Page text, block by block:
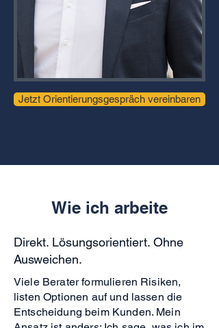
Jetzt Orientierungsgespräch vereinbaren
Direkt. Lösungsorientiert. Ohne
Ausweichen.
Viele Berater formulieren Risiken,
listen Optionen auf und lassen die
Entscheidung beim Kunden. Mein
Wie ich arbeite